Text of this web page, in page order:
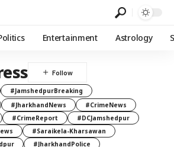
Entertainment Astrology
#JamshedpurBreaking
#JharkhandNews
#CrimeNews
#CrimeReport
#DCJamshedpur
#Saraikela-Kharsawan
#JharkhandPolice